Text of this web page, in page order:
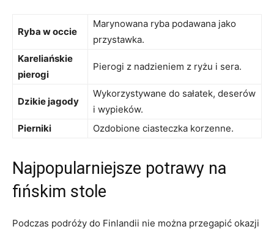
Ryba⁤ w occie
Marynowana ryba podawana jako
przystawka.
Kareliańskie
pierogi
Pierogi z nadzieniem z ryżu i sera.
Dzikie jagody
Wykorzystywane do sałatek, ⁤deserów‌
i ​wypieków.
Pierniki
Ozdobione ciasteczka korzenne.
Najpopularniejsze ‍potrawy ⁣na
fińskim stole
Podczas podróży ⁤do Finlandii nie⁤ można przegapić okazji